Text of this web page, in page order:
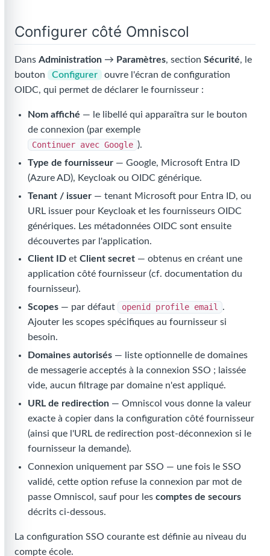
Configurer côté Omniscol
Dans Administration → Paramètres, section Sécurité, le
bouton
Configurer
ouvre l'écran de configuration
OIDC, qui permet de déclarer le fournisseur :
Nom affiché — le libellé qui apparaîtra sur le bouton
de connexion (par exemple
Continuer avec Google ).
Type de fournisseur — Google, Microsoft Entra ID
(Azure AD), Keycloak ou OIDC générique.
Tenant / issuer — tenant Microsoft pour Entra ID, ou
URL issuer pour Keycloak et les fournisseurs OIDC
génériques. Les métadonnées OIDC sont ensuite
découvertes par l'application.
Client ID etClient secret — obtenus en créant une
application côté fournisseur (cf. documentation du
fournisseur).
Scopes — par défaut openid profile email .
Ajouter les scopes spécifiques au fournisseur si
besoin.
Domaines autorisés — liste optionnelle de domaines
de messagerie acceptés à la connexion SSO ; laissée
vide, aucun filtrage par domaine n'est appliqué.
URL de redirection — Omniscol vous donne la valeur
exacte à copier dans la configuration côté fournisseur
(ainsi que l'URL de redirection post-déconnexion si le
fournisseur la demande).
Connexion uniquement par SSO — une fois le SSO
validé, cette option refuse la connexion par mot de
passe Omniscol, sauf pour lescomptes de secours
décrits ci-dessous.
La configuration SSO courante est définie au niveau du
compte école.